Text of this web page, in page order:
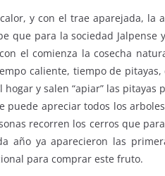
y con el trae aparejada, la
que para la sociedad
el comienza la cosecha
caliente, tiempo de
y salen “apiar” las pitayas
puede apreciar todos los
recorren los cerros que
año ya aparecieron las
para comprar este fruto.